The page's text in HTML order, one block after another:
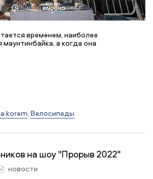
временем, наиболее
а когда она
korem, Велосипеды
на шоу "Прорыв 2022"
новости